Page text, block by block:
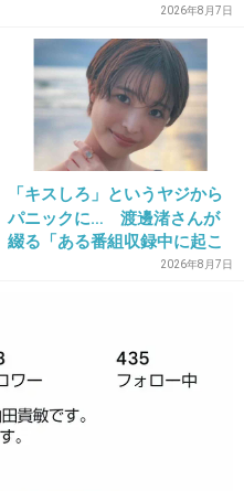
嬉しいと言っててち
休1日なんだよね
-5
+148
2026年8月7日
「キスしろ」というヤジから
パニックに… 渡邊渚さんが
綴る「ある番組収録中に起こ
ったフラッシュバック」2026年8月7日